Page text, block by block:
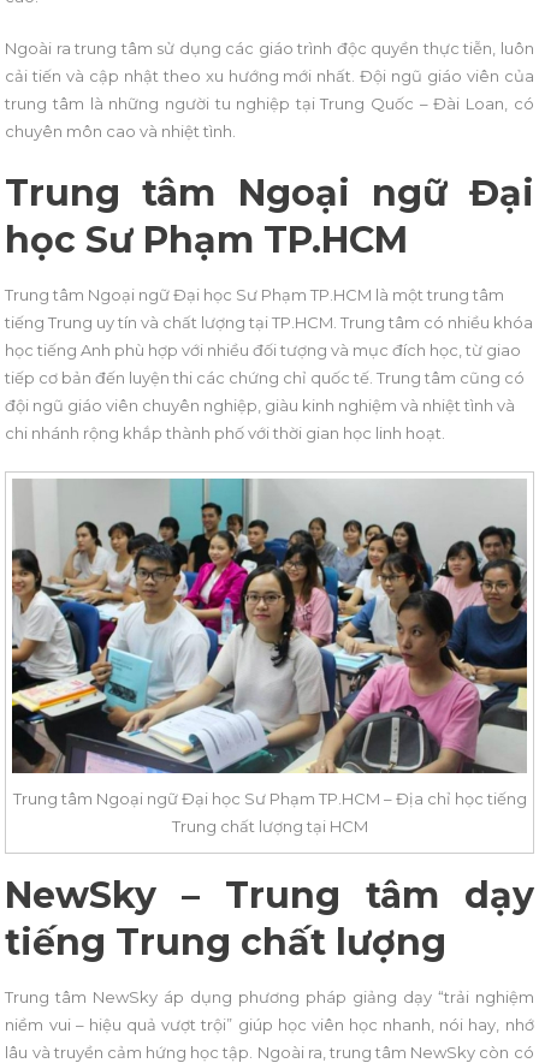
Ngoài ra trung tâm sử dụng các giáo trình độc quyền thực tiễn, luôn
cải tiến và cập nhật theo xu hướng mới nhất. Đội ngũ giáo viên của
trung tâm là những người tu nghiệp tại Trung Quốc – Đài Loan, có
chuyên môn cao và nhiệt tình.
Trung tâm Ngoại ngữ Đại
học Sư Phạm TP.HCM
Trung tâm Ngoại ngữ Đại học Sư Phạm TP.HCM là một trung tâm
tiếng Trung uy tín và chất lượng tại TP.HCM. Trung tâm có nhiều khóa
học tiếng Anh phù hợp với nhiều đối tượng và mục đích học, từ giao
tiếp cơ bản đến luyện thi các chứng chỉ quốc tế. Trung tâm cũng có
đội ngũ giáo viên chuyên nghiệp, giàu kinh nghiệm và nhiệt tình và
chi nhánh rộng khắp thành phố với thời gian học linh hoạt.
Trung tâm Ngoại ngữ Đại học Sư Phạm TP.HCM – Địa chỉ học tiếng
Trung chất lượng tại HCM
NewSky – Trung tâm dạy
tiếng Trung chất lượng
Trung tâm NewSky áp dụng phương pháp giảng dạy “trải nghiệm
niềm vui – hiệu quả vượt trội” giúp học viên học nhanh, nói hay, nhớ
lâu và truyền cảm hứng học tập. Ngoài ra, trung tâm NewSky còn có